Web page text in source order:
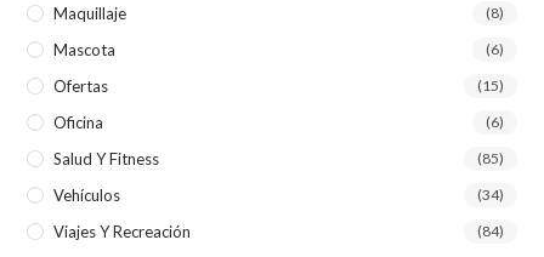
Maquillaje (8)
Mascota (6)
Ofertas (15)
Oficina (6)
Salud Y Fitness (85)
Vehículos (34)
Viajes Y Recreación (84)